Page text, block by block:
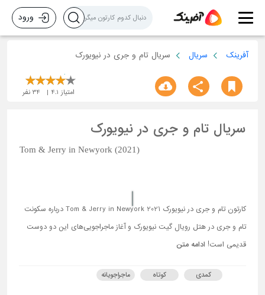
ورود
آفرینک سریال سریال تام و جری در نیویورک
امتیاز 4.1
34 نفر
سریال تام و جری در نیویورک
Tom & Jerry in Newyork (2021)
کارتون تام و جری در نیویورک Tom & Jerry in Newyork 2021 درباره سکونت
تام و جری در هتل رویال گیت نیویورک و آغاز ماجراجویی‌های این دو دوست
قدیمی است! ادامه متن
کمدی کوتاه ماجراجویانه